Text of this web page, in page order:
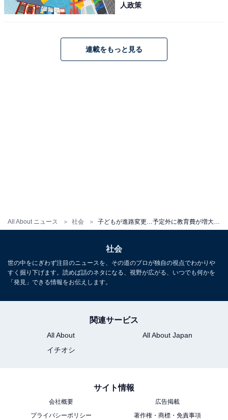
All About ニュース 社会
自転車操業状態になってしまったのです。
Dさん曰く、「息子の合格はうれしいのですが、お金は
正直、ぜんぜん足りないですね。住宅ローンも残ってい
いと思われるかもしれませんが、Dさんのようなケース
も起こりえるのです。
使うと、年間10万円の補助が受けられます。先に挙げた
人政策
連載をもっと見る
社会
世の中をにぎわず注目のニュースを、その道のプロが独自の視点でわかりや
すく掘り下げます。読めば話のネタになる、視野が広がる、いつでも何かを
「発見」できる情報をお伝えします。
関連サービス
All About
All About Japan
イチオシ
サイト情報
会社概要
広告掲載
プライバシーポリシー
著作権・商標・免責事項